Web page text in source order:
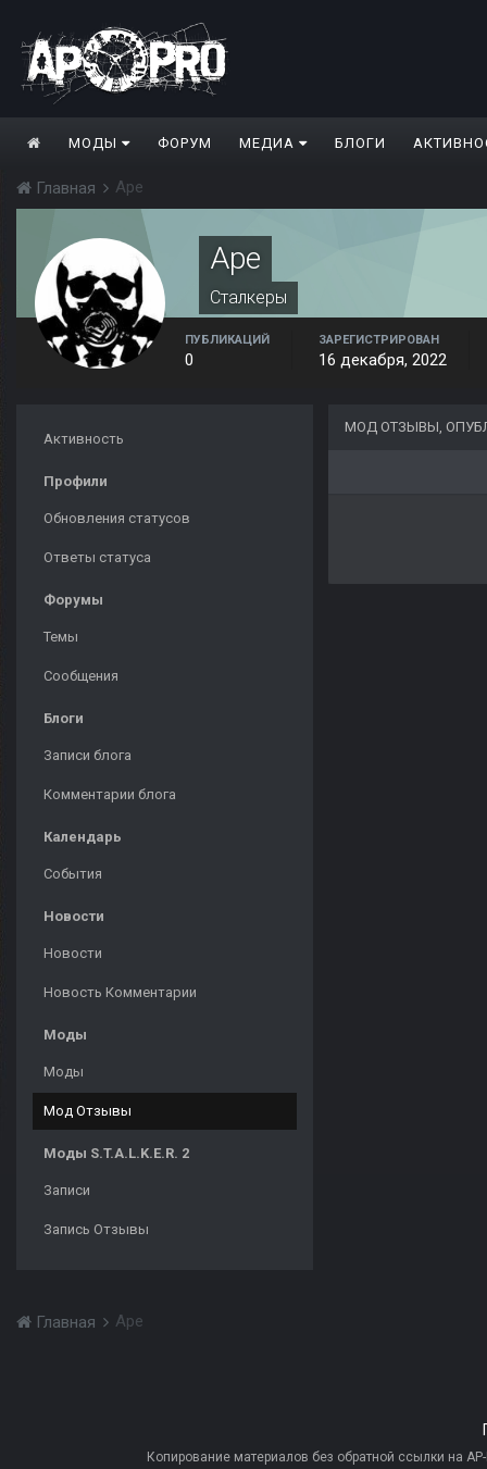
МОДЫ ФОРУМ МЕДИА БЛОГИ
Главная Ape
Ape
Сталкеры
ПУБЛИКАЦИЙ
0
ЗАРЕГИСТРИРОВАН
16 декабря, 2022
Активность
Профили
Обновления статусов
Ответы статуса
Форумы
Темы
Сообщения
Блоги
Записи блога
Комментарии блога
Календарь
События
Новости
Новости
Новость Комментарии
Моды
Моды
Мод Отзывы
Моды S.T.A.L.K.E.R. 2
Записи
Запись Отзывы
МОД ОТЗЫВЫ,
Главная Ape
Копирование материалов без обратной ссылки на